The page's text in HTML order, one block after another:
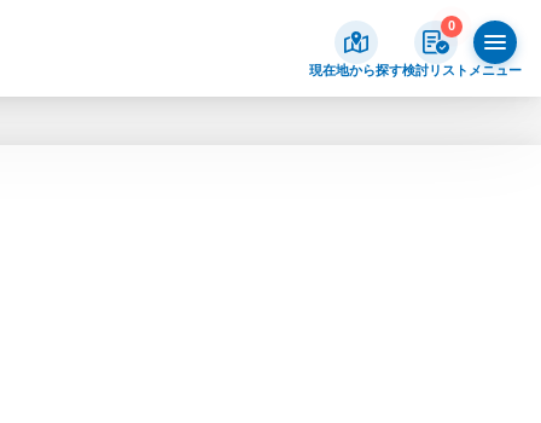
現在地から探す
0
検討リスト メニュー